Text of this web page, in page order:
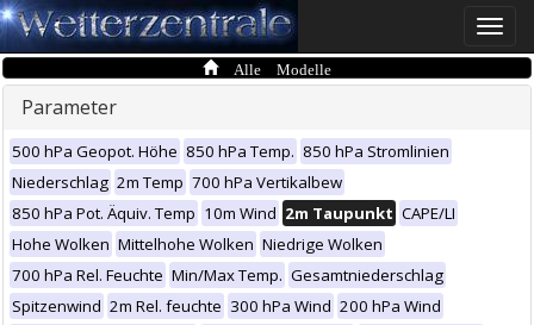
Toggle
Alle Modelle
Parameter
500 hPa Geopot. Höhe 850 hPa Temp. 850 hPa Stromlinien
Niederschlag 2m Temp 700 hPa Vertikalbew
850 hPa Pot. Äquiv. Temp 10m Wind 2m Taupunkt CAPE/LI
Hohe Wolken Mittelhohe Wolken Niedrige Wolken
700 hPa Rel. Feuchte Min/Max Temp. Gesamtniederschlag
Spitzenwind 2m Rel. feuchte 300 hPa Wind 200 hPa Wind